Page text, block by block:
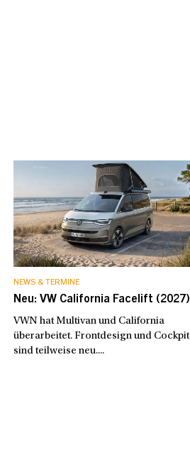
NEWS & TERMINE
Neu: VW California Facelift (2027)
VWN hat Multivan und California
überarbeitet. Frontdesign und Cockpit
sind teilweise neu....